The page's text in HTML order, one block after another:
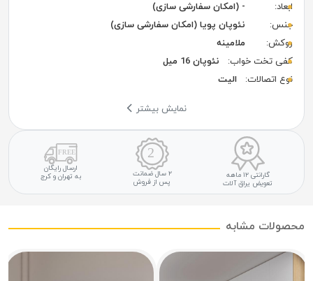
ابعاد:
- (امکان سفارشی سازی)
جنس:
نئوپان پویا (امکان سفارشی سازی)
روکش:
ملامینه
کفی تخت خواب:
نئوپان 16 میل
نوع اتصالات:
الیت
نمایش بیشتر
گارانتی ۱۲ ماهه
تعویض یراق آلات
۲ سال ضمانت
پس از فروش
ارسال رایگان
به تهران و کرج
محصولات مشابه